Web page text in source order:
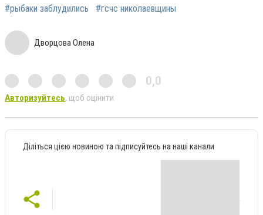
#рыбаки заблудились #гсчс николаевщины
Дворцова Олена
0,0
Авторизуйтесь, щоб оцінити
Діліться цією новиною та підписуйтесь на наші канали